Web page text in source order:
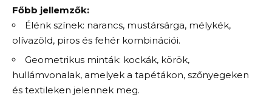
Főbb jellemzők:
Élénk színek: narancs, mustársárga, mélykék,
olívazöld, piros és fehér kombinációi.
Geometrikus minták: kockák, körök,
hullámvonalak, amelyek a tapétákon, szőnyegeken
és textileken jelennek meg.